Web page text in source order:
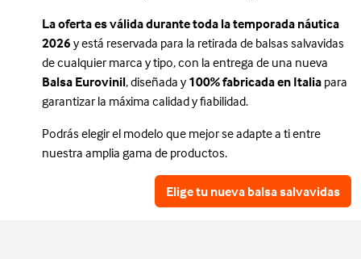
La oferta es válida durante toda la temporada náutica
2026 y está reservada para la retirada de balsas salvavidas
de cualquier marca y tipo, con la entrega de una nueva
Balsa Eurovinil, diseñada y 100% fabricada en Italia para
garantizar la máxima calidad y fiabilidad.
Podrás elegir el modelo que mejor se adapte a ti entre
nuestra amplia gama de productos.
Elige tu nueva balsa salvavidas